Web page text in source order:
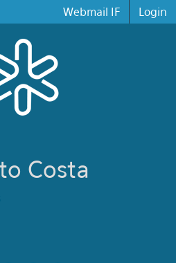
Webmail IF Login
Costa